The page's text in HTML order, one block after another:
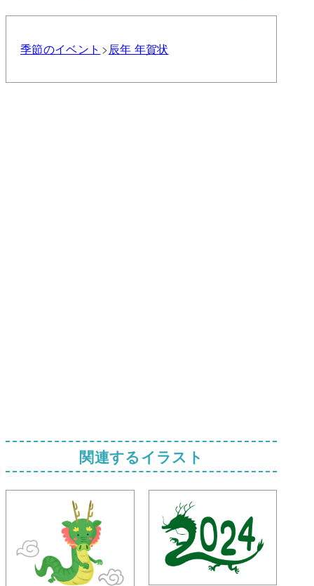
季節のイベント 辰年 年賀状
関連するイラスト